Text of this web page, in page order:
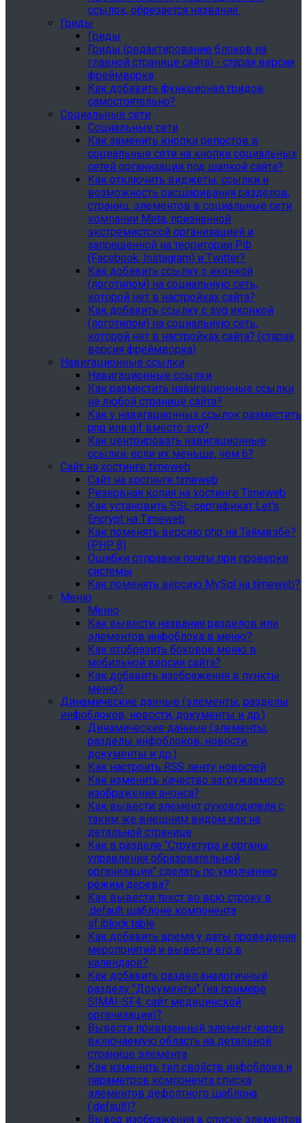
ссылок, обрезается название.
Гриды
Гриды
Гриды (редактирование блоков на
главной странице сайта) - старая версия
фреймворка
Как добавить функционал гридов
самостоятельно?
Социальные сети
Социальные сети
Как заменить кнопки репостов в
социальные сети на кнопки социальных
сетей организации под шапкой сайта?
Как отключить виджеты, ссылки и
возможность расшаривания разделов,
страниц, элементов в социальные сети
компании Meta, признанной
экстремистской организацией и
запрещенной на территории РФ
(Facebook, Instagram) и Twitter?
Как добавить ссылку с иконкой
(логотипом) на социальную сеть,
которой нет в настройках сайта?
Как добавить ссылку с svg иконкой
(логотипом) на социальную сеть,
которой нет в настройках сайта? (старая
версия фреймворка)
Навигационные ссылки
Навигационные ссылки
Как разместить навигационные ссылки
на любой странице сайта?
Как у навигационных ссылок разместить
png или gif вместо svg?
Как центрировать навигационные
ссылки, если их меньше, чем 6?
Сайт на хостинге timeweb
Сайт на хостинге timeweb
Резервная копия на хостинге Timeweb
Как установить SSL-сертификат Let's
Encrypt на Timeweb
Как поменять версию php на Таймвэбе?
(PHP 8)
Ошибки отправки почты при проверке
системы
Как поменять версию MySql на timeweb?
Меню
Меню
Как вывести названия разделов или
элементов инфоблока в меню?
Как отобразить боковое меню в
мобильной версии сайта?
Как добавить изображения в пункты
меню?
Динамические данные (элементы, разделы
инфоблоков, новости, документы и др.)
Динамические данные (элементы,
разделы инфоблоков, новости,
документы и др.)
Как настроить RSS ленту новостей
Как изменить качество загружаемого
изображения анонса?
Как вывести элемент руководителя с
таким же внешним видом как на
детальной странице
Как в разделе "Структура и органы
управления образовательной
организации" сделать по умолчанию
режим дерева?
Как вывести текст во всю строку в
.default шаблоне компонента
sf.iblock.table
Как добавить время у даты проведения
мероприятий и вывести его в
календаре?
Как добавить раздел аналогичный
разделу "Документы" (на примере
SIMAI-SF4: сайт медицинской
организации)?
Вывести привязанный элемент через
включаемую область на детальной
странице элемента
Как изменить тип свойств инфоблока и
параметров компонента списка
элементов дефолтного шаблона
(.default)?
Вывод изображения в списке элементов